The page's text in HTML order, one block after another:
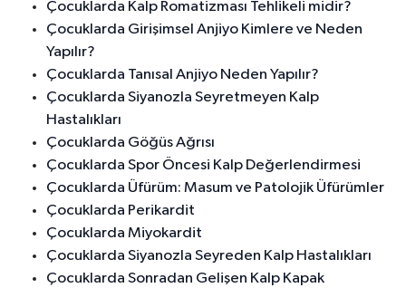
Çocuklarda Kalp Romatizması Tehlikeli midir?
Çocuklarda Girişimsel Anjiyo Kimlere ve Neden
Yapılır?
Çocuklarda Tanısal Anjiyo Neden Yapılır?
Çocuklarda Siyanozla Seyretmeyen Kalp
Hastalıkları
Çocuklarda Göğüs Ağrısı
Çocuklarda Spor Öncesi Kalp Değerlendirmesi
Çocuklarda Üfürüm: Masum ve Patolojik Üfürümler
Çocuklarda Perikardit
Çocuklarda Miyokardit
Çocuklarda Siyanozla Seyreden Kalp Hastalıkları
Çocuklarda Sonradan Gelişen Kalp Kapak